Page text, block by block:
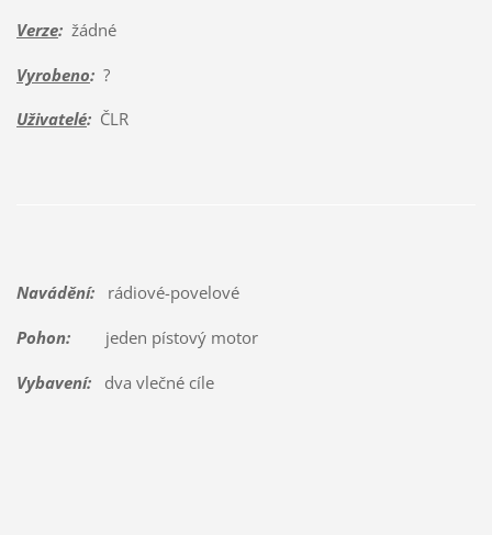
Verze:žádné
Vyrobeno:?
Uživatelé:ČLR
Navádění:rádiové-povelové
Pohon:jeden pístový motor
Vybavení:dva vlečné cíle